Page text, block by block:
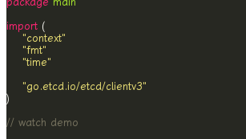
import
"context"
"fmt"
"time"
"go.etcd.io/etcd/clientv3"
// watch demo